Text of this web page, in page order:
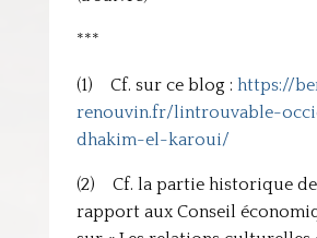
***
(1) Cf. sur ce blog : https://
renouvin.fr/lintrouvable-
dhakim-el-karoui/
(2) Cf. la partie historique
rapport aux Conseil